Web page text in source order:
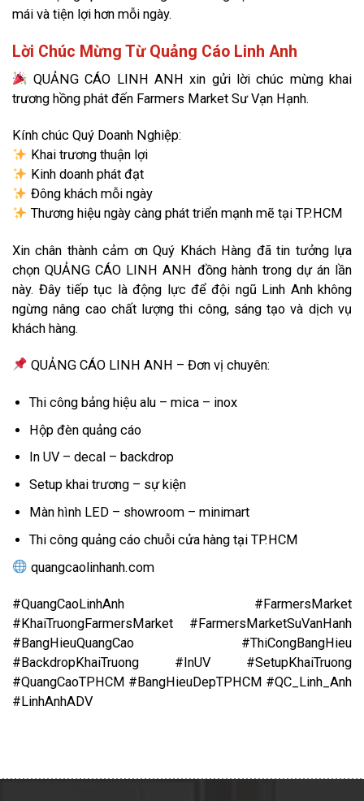
mái và tiện lợi hơn mỗi ngày.
Lời Chúc Mừng Từ Quảng Cáo Linh Anh
QUẢNG CÁO LINH ANH xin gửi lời chúc mừng khai
trương hồng phát đến Farmers Market Sư Vạn Hạnh.
Kính chúc Quý Doanh Nghiệp:
Khai trương thuận lợi
Kinh doanh phát đạt
Đông khách mỗi ngày
Thương hiệu ngày càng phát triển mạnh mẽ tại TP.HCM
Xin chân thành cảm ơn Quý Khách Hàng đã tin tưởng lựa
chọn QUẢNG CÁO LINH ANH đồng hành trong dự án lần
này. Đây tiếp tục là động lực để đội ngũ Linh Anh không
ngừng nâng cao chất lượng thi công, sáng tạo và dịch vụ
khách hàng.
QUẢNG CÁO LINH ANH – Đơn vị chuyên:
Thi công bảng hiệu alu – mica – inox
Hộp đèn quảng cáo
In UV – decal – backdrop
Setup khai trương – sự kiện
Màn hình LED – showroom – minimart
Thi công quảng cáo chuỗi cửa hàng tại TP.HCM
quangcaolinhanh.com
#QuangCaoLinhAnh #FarmersMarket
#KhaiTruongFarmersMarket #FarmersMarketSuVanHanh
#BangHieuQuangCao #ThiCongBangHieu
#BackdropKhaiTruong #InUV #SetupKhaiTruong
#QuangCaoTPHCM #BangHieuDepTPHCM #QC_Linh_Anh
#LinhAnhADV